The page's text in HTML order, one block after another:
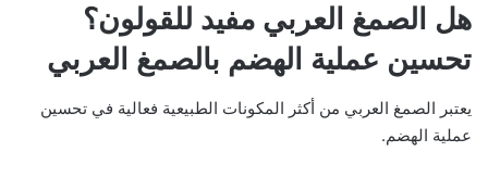
هل الصمغ العربي مفيد للقولون؟
تحسين عملية الهضم بالصمغ العربي
يعتبر الصمغ العربي من أكثر المكونات الطبيعية فعالية في تحسين
عملية الهضم.